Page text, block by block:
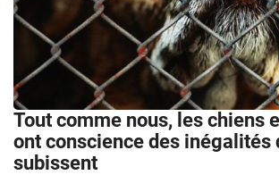
Tout comme nous, les chiens
ont conscience des inégalités
subissent